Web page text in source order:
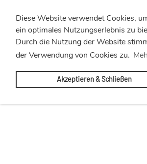
Diese Website verwendet Cookies,
ein optimales Nutzungserlebnis zu
Durch die Nutzung der Website
der Verwendung von Cookies zu.
Akzeptieren & Schließen